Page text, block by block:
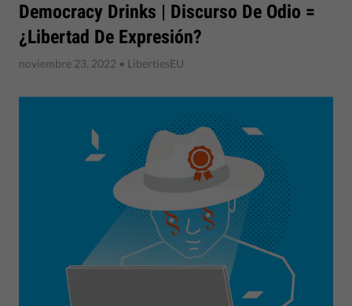
Democracy Drinks | Discurso De Odio =
¿libertad De Expresión?
noviembre 23, 2022 • LibertiesEU